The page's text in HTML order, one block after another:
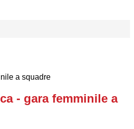
a squadre
- gara femminile a